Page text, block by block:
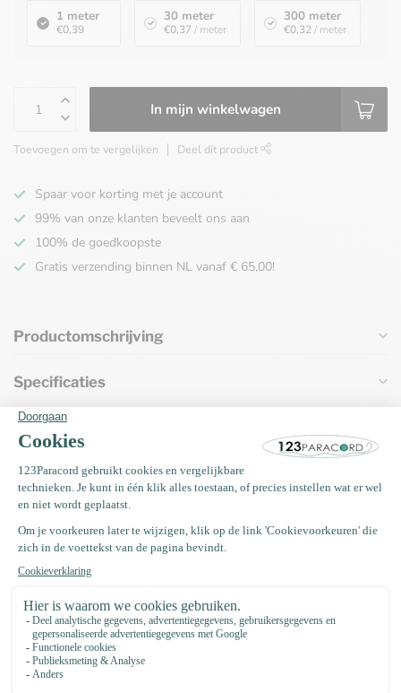
1 meter
€0,39
30 meter
€0,37 / meter
300 meter
€0,32/ meter
In mijn winkelwagen
Toevoegen om te vergelijken Deel dit product
Spaar voor korting met je account
99% van onze klanten beveelt ons aan
100% de goedkoopste
Gratis verzending binnen NL vanaf € 65,00!
Productomschrijving
Specificaties
Vaak samen gekocht met
Kunststof buckle steeksluiting
15MM Zwart
EM Keramiek pijpjes anti teek 50
Op voorraad